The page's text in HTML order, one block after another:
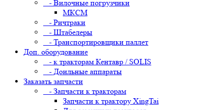
- Вилочные погрузчики
МКСМ
- Ричтраки
- Штабелеры
- Транспортировщики паллет
Доп. оборудование
- к тракторам Кентавр / SOLIS
- Доильные аппараты
Заказать запчасти
- Запчасти к тракторам
Запчасти к трактору XingTai